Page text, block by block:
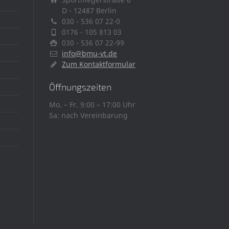
D - 12487 Berlin
030 - 536 07 22-0
0176 - 105 813 03
030 - 536 07 22-99
info@bmu-vt.de
Zum Kontaktformular
Öffnungszeiten
Mo. – Fr. 9:00 – 17:00 Uhr
Sa: nach Vereinbarung